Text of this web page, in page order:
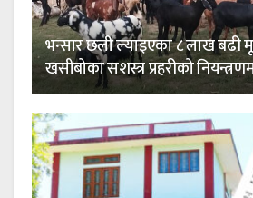
भन्सार छली ल्याइएका ८ लाख बढी
खसीबोका सशस्त्र प्रहरीको